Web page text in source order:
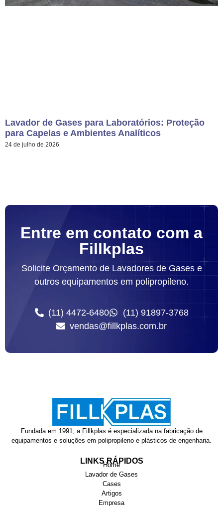
Lavador de Gases para Laboratórios: Proteção
para Capelas e Ambientes Analíticos
24 de julho de 2026
Entre em contato com a
Fillkplas
Solicite Orçamento de Lavadores de Gases e
outros equipamentos em polipropileno.
(11) 4472-6480
(11) 91897-3768
vendas@fillkplas.com.br
Fundada em 1991, a Fillkplas é especializada na fabricação de
equipamentos e soluções em polipropileno e plásticos de engenharia.
LINKS RÁPIDOS
Home
Lavador de Gases
Cases
Artigos
Empresa